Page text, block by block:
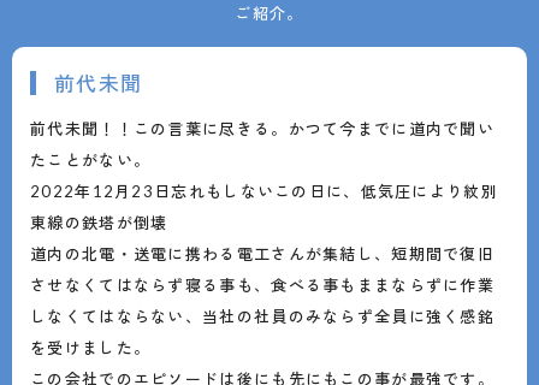
ご紹介。
前代未聞
前代未聞！！この言葉に尽きる。かつて今までに道内で聞い
たことがない。
2022年12月23日忘れもしないこの日に、低気圧により紋別
東線の鉄塔が倒壊
道内の北電・送電に携わる電工さんが集結し、短期間で復旧
させなくてはならず寝る事も、食べる事もままならずに作業
しなくてはならない、当社の社員のみならず全員に強く感銘
を受けました。
この会社でのエピソードは後にも先にもこの事が最強です。